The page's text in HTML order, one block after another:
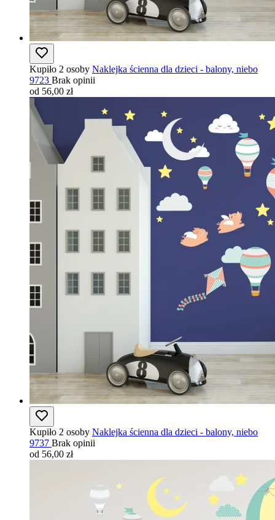
Kupiło 2 osoby Naklejka ścienna dla dzieci - balony, niebo
9723 Brak opinii
od 56,00 zł
Kupiło 2 osoby Naklejka ścienna dla dzieci - balony, niebo
9737 Brak opinii
od 56,00 zł